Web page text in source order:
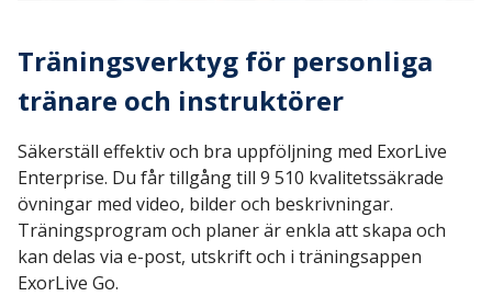
Träningsverktyg för personliga
tränare och instruktörer
Säkerställ effektiv och bra uppföljning med ExorLive
Enterprise. Du får tillgång till 9 510 kvalitetssäkrade
övningar med video, bilder och beskrivningar.
Träningsprogram och planer är enkla att skapa och
kan delas via e-post, utskrift och i träningsappen
ExorLive Go.